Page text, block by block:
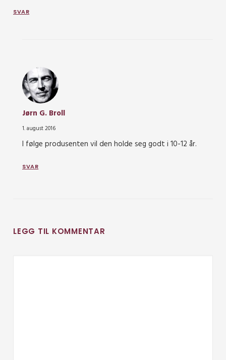
SVAR
Jørn G. Broll
1. august 2016
I følge produsenten vil den holde seg godt i 10-12 år.
SVAR
LEGG TIL KOMMENTAR